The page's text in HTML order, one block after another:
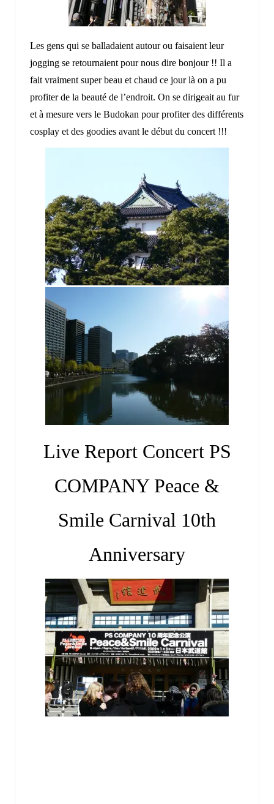
Les gens qui se balladaient autour ou faisaient leur
jogging se retournaient pour nous dire bonjour !! Il a
fait vraiment super beau et chaud ce jour là on a pu
profiter de la beauté de l’endroit. On se dirigeait au fur
et à mesure vers le Budokan pour profiter des différents
cosplay et des goodies avant le début du concert !!!
Live Report Concert PS
COMPANY Peace &
Smile Carnival 10th
Anniversary